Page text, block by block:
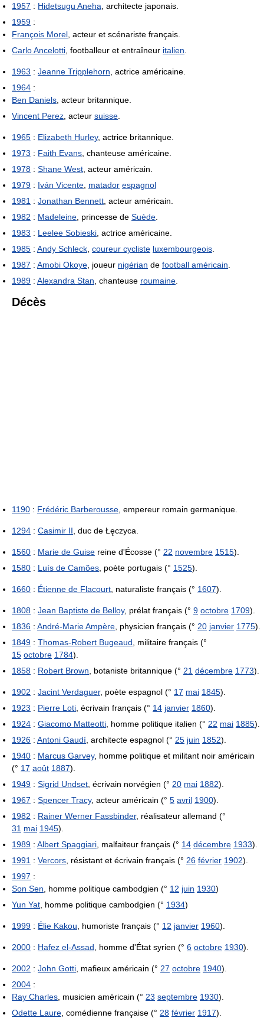
1957 : Hidetsugu Aneha , architecte japonais.
1959 :
François Morel , acteur et scénariste français.
Carlo Ancelotti , footballeur et entraîneur italien
1963 : Jeanne Tripplehorn , actrice américaine.
1964 :
Ben Daniels , acteur britannique.
Vincent Perez , acteur suisse
1965 : Elizabeth Hurley, actrice britannique.
1973 : Faith Evans , chanteuse américaine.
1978 : Shane West , acteur américain.
1979 : Iván Vicente matador espagnol
1981 : Jonathan Bennett , acteur américain.
1982 : Madeleine , princesse de Suède
1983 : Leelee Sobieski , actrice américaine.
1985 : Andy Schleck coureur cycliste luxembourgeois
1987 : Amobi Okoye , joueur nigérian de football américain
1989 : Alexandra Stan , chanteuse roumaine
Décès
1190 : Frédéric Barberousse , empereur romain germanique.
1294 : Casimir II , duc de Łęczyca.
1560 : Marie de Guise reine d'Écosse (° 22 novembre 1515).
1580 : Luís de Camões , poète portugais (° 1525).
1660 : Étienne de Flacourt , naturaliste français (° 1607).
1808 : Jean Baptiste de Belloy, prélat français (° 9 octobre 1709).
1836 : André-Marie Ampère , physicien français (° 20 janvier 1775).
1849 : Thomas-Robert Bugeaud , militaire français (°
15 octobre 1784).
1858 : Robert Brown , botaniste britannique (° 21 décembre 1773).
1902 : Jacint Verdaguer, poète espagnol (° 17 mai 1845).
1923 : Pierre Loti , écrivain français (° 14 janvier 1860).
1924 : Giacomo Matteotti , homme politique italien (° 22 mai 1885).
1926 : Antoni Gaudí , architecte espagnol (° 25 juin 1852).
1940 : Marcus Garvey, homme politique et militant noir américain
(° 17 août 1887).
1949 : Sigrid Undset , écrivain norvégien (° 20 mai 1882).
1967 : Spencer Tracy, acteur américain (° 5 avril 1900).
1982 : Rainer Werner Fassbinder, réalisateur allemand (°
31 mai 1945).
1989 : Albert Spaggiari , malfaiteur français (° 14 décembre 1933).
1991 : Vercors , résistant et écrivain français (° 26 février 1902).
1997 :
Son Sen , homme politique cambodgien (° 12 juin 1930)
Yun Yat , homme politique cambodgien (° 1934)
1999 : Élie Kakou , humoriste français (° 12 janvier 1960).
2000 : Hafez el-Assad , homme d'État syrien (° 6 octobre 1930).
2002 : John Gotti , mafieux américain (° 27 octobre 1940).
2004 :
Ray Charles , musicien américain (° 23 septembre 1930).
Odette Laure , comédienne française (° 28 février 1917).